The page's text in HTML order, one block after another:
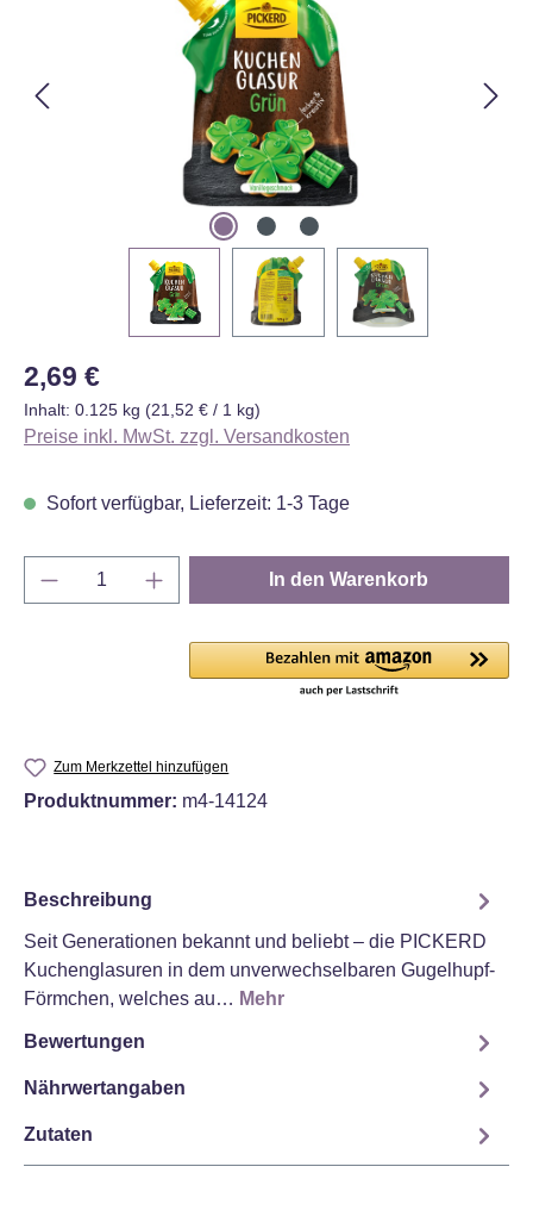
Regulärer Preis:
2,69 €
Inhalt: 0.125 kg (21,52 € / 1 kg)
Preise inkl. MwSt. zzgl. Versandkosten
Sofort verfügbar, Lieferzeit: 1-3 Tage
Produkt Anzahl: Gib den gewünschten
In den Warenkorb
Zum Merkzettel hinzufügen
Produktnummer: m4-14124
Beschreibung
Seit Generationen bekannt und beliebt – die PICKERD
Kuchenglasuren in dem unverwechselbaren Gugelhupf-
Förmchen, welches au… Mehr
Bewertungen
Nährwertangaben
Zutaten